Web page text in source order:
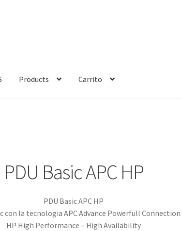
Products Carrito
PDU Basic APC HP
PDU Basic APC HP
con la tecnologia APC Advance Powerfull Connection
HP High Performance – High Availability